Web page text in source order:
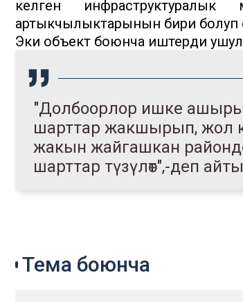
келген инфраструктуралык
артыкчылыктарынын бири болуп
Эки объект боюнча иштерди
"Долбоорлор ишке
шарттар жакшырып, жол
жакын жайгашкан
шарттар түзүлөт",-деп
Тема боюнча